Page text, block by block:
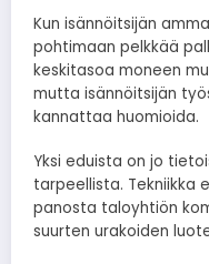
Kun isännöitsijän
pohtimaan pelkkää
keskitasoa moneen
mutta isännöitsijän
kannattaa huomioida.
Yksi eduista on jo
tarpeellista. Tekniikka
panosta taloyhtiön
suurten urakoiden